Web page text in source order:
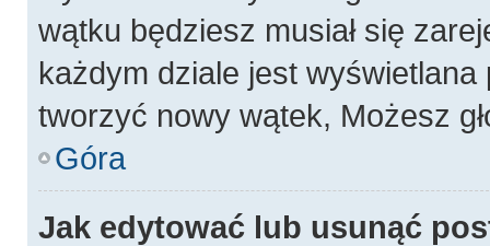
wątku będziesz musiał się
każdym dziale jest wyświetlana
tworzyć nowy wątek, Możesz
Góra
Jak edytować lub usunąć